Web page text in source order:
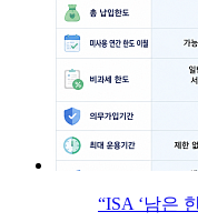
“ISA ‘남은